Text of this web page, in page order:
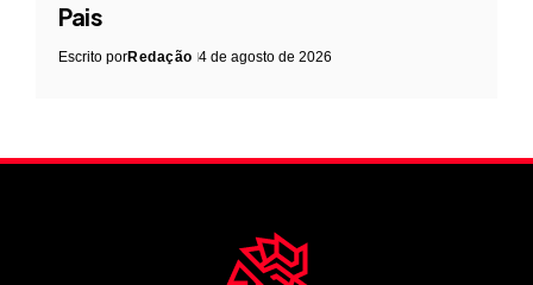
Pais
Escrito porRedação 4 de agosto de 2026